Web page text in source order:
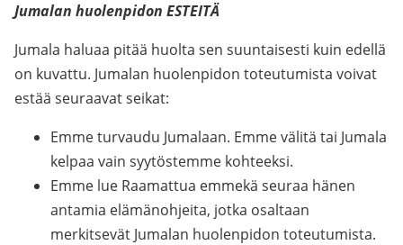
Jumalan huolenpidon ESTEITÄ
Jumala haluaa pitää huolta sen suuntaisesti kuin edellä
on kuvattu. Jumalan huolenpidon toteutumista voivat
estää seuraavat seikat:
Emme turvaudu Jumalaan. Emme välitä tai Jumala
kelpaa vain syytöstemme kohteeksi.
Emme lue Raamattua emmekä seuraa hänen
antamia elämänohjeita, jotka osaltaan
merkitsevät Jumalan huolenpidon toteutumista.